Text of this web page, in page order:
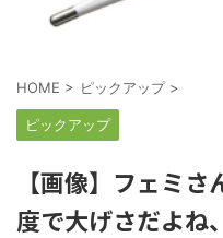
HOME > ピックアップ >
ピックアップ
【画像】フェミ
度で大げさだよ